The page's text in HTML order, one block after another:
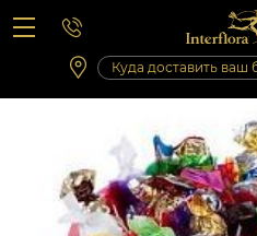
Вопросы-ответы
Сб 10:00 ‐ 14:00
Выходные и праздничные дни